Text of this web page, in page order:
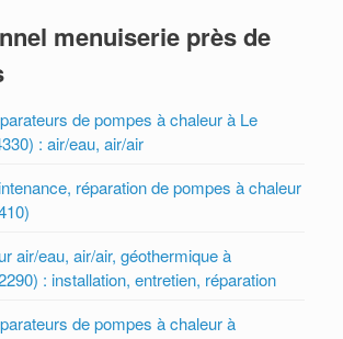
menuiserie près de
de pompes à chaleur à Le
: air/eau, air/air
réparation de pompes à chaleur
air/eau, air/air, géothermique à
: installation, entretien, réparation
de pompes à chaleur à